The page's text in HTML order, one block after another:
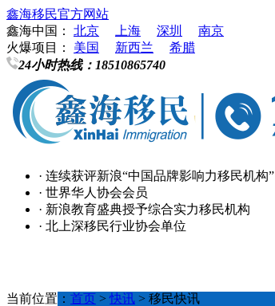
鑫海移民官方网站
鑫海中国：
北京 上海 深圳
南京
火爆项目：
美国 新西兰
希腊
24小时热线： 18510865740
· 连续获评新浪“中国品牌影响力移民机构”
· 世界华人协会会员
· 新浪教育盛典授予综合实力移民机构
· 北上深移民行业协会单位
当前位置： 首页 >快讯 > 移民快讯